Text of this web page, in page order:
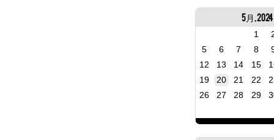
5月, 2024
1
5
6 7 8
12
13 14 15
19
20 21 22
26
27 28 29